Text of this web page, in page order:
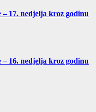
– 17. nedjelja kroz godinu
– 16. nedjelja kroz godinu